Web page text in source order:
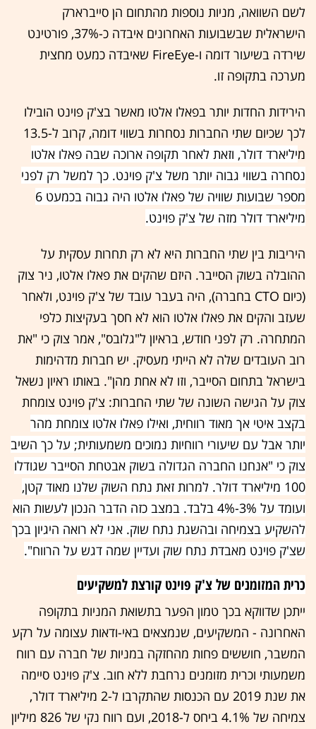
לשם השוואה, מניות נוספות מהתחום הן סייברארק
הישראלית שבשבועות האחרונים איבדה כ-37%, פורטינט
שירדה בשיעור דומה ו-FireEye שאיבדה כמעט מחצית
מערכה בתקופה זו.
הירידות החדות יותר בפאלו אלטו מאשר בצ'ק פוינט הובילו
לכך שכיום שתי החברות נסחרות בשווי דומה, קרוב ל-13.5
מיליארד דולר, וזאת לאחר תקופה ארוכה שבה פאלו אלטו
נסחרה בשווי גבוה יותר משל צ'ק פוינט. כך למשל רק לפני
מספר שבועות שוויה של פאלו אלטו היה גבוה בכמעט 6
מיליארד דולר מזה של צ'ק פוינט.
היריבות בין שתי החברות היא לא רק תחרות עסקית על
ההובלה בשוק הסייבר. היזם שהקים את פאלו אלטו, ניר צוק
(כיום CTO בחברה), היה בעבר עובד של צ'ק פוינט, ולאחר
שעזב והקים את פאלו אלטו הוא לא חסך בעקיצות כלפי
המתחרה. רק לפני חודש, בראיון ל"גלובס", אמר צוק כי "את
רוב העובדים שלה לא הייתי מעסיק. יש חברות מדהימות
בישראל בתחום הסייבר, וזו לא אחת מהן". באותו ראיון נשאל
צוק על הגישה השונה של שתי החברות: צ'ק פוינט צומחת
בקצב איטי אך מאוד רווחית, ואילו פאלו אלטו צומחת מהר
יותר אבל עם שיעורי רווחיות נמוכים משמעותית; על כך השיב
צוק כי "אנחנו החברה הגדולה בשוק אבטחת הסייבר שגודלו
100 מיליארד דולר. למרות זאת נתח השוק שלנו מאוד קטן,
ועומד על 3%-4% בלבד. במצב כזה הדבר הנכון לעשות הוא
להשקיע בצמיחה ובהשגת נתח שוק. אני לא רואה היגיון בכך
שצ'ק פוינט מאבדת נתח שוק ועדיין שמה דגש על הרווח".
כרית המזומנים של צ'ק פוינט קורצת למשקיעים
ייתכן שדווקא בכך טמון הפער בתשואת המניות בתקופה
האחרונה - המשקיעים, שנמצאים באי-ודאות עצומה על רקע
המשבר, חוששים פחות מהחזקה במניות של חברה עם רווח
משמעותי וכרית מזומנים נרחבת ללא חוב. צ'ק פוינט סיימה
את שנת 2019 עם הכנסות שהתקרבו ל-2 מיליארד דולר,
צמיחה של 4.1% ביחס ל-2018, ועם רווח נקי של 826 מיליון